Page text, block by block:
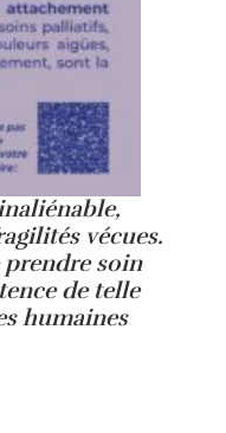
vécues.
prendre soin
de telle
humaines